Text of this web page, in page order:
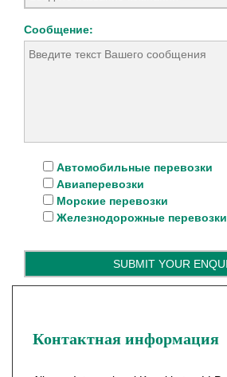
Сообщение:
Автомобильные перевозки
Авиаперевозки
Морские перевозки
Железнодорожные перевозки
Контактная информация